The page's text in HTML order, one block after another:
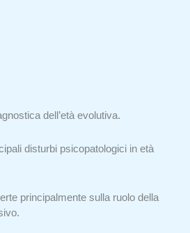
dell’età evolutiva.
disturbi psicopatologici in età
principalmente sulla ruolo della